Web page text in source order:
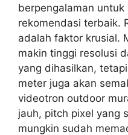
berpengalaman
rekomendasi terbaik.
adalah faktor krusial.
makin tinggi resolusi
yang dihasilkan,
meter juga akan
videotron outdoor
jauh, pitch pixel yang
mungkin sudah